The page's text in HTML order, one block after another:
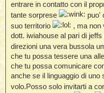
entrare in contatto con il
tante sorprese
puo'
suo territorio
, ma non
dott. iwiahouse al pari di
direzioni una vera bussola
che tu possa tessere una
che tu possa comunicare
anche se il linguaggio di uno
volo.Posso solo invitarti a